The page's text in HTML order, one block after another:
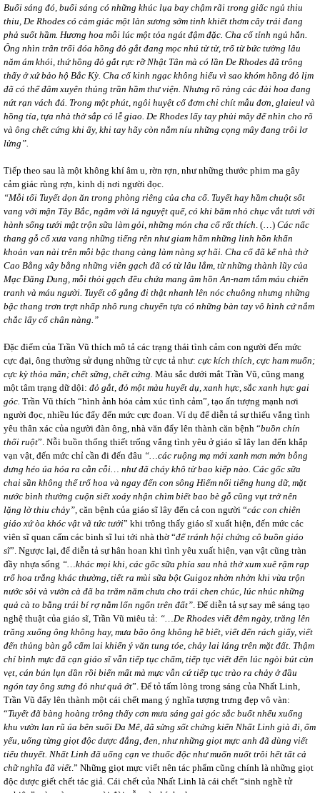
Buổi sáng đó, buổi sáng có những khúc lụa bay chậm rãi trong giấc ngủ thiu
thiu, De Rhodes có cảm giác một làn sương sớm tinh khiết thơm cây trái đang
phả suốt hầm. Hương hoa mỗi lúc một tỏa ngát đậm đặc. Cha cố tỉnh ngủ hẳn.
Ông nhìn trân trối đóa hồng đỏ gắt đang mọc nhú từ từ, trổ từ bức tường lâu
năm ám khói, thứ hồng đỏ gắt rực rỡ Nhật Tân mà có lần De Rhodes đã trông
thấy ở xứ bảo hộ Bắc Kỳ. Cha cố kinh ngạc không hiểu vì sao khóm hồng đỏ lịm
đã có thể đâm xuyên thủng trần hầm thư viện. Nhưng rõ ràng các đài hoa đang
nứt rạn vách đá. Trong một phút, ngôi huyệt cổ đơm chi chít mẫu đơn, glaieul và
hồng tía, tựa nhà thờ sắp có lễ giao. De Rhodes lấy tay phủi mây để nhìn cho rõ
và ông chết cứng khi ấy, khi tay hãy còn nắm níu những cọng mây đang trôi lơ
lửng”.
Tiếp theo sau là một không khí âm u, rờn rợn, như những thước phim ma gây
cảm giác rùng rợn, kinh dị nơi người đọc.
“Mỗi tối Tuyết dọn ăn trong phòng riêng của cha cố. Tuyết hay hầm chuột sốt
vang với mận Tây Bắc, ngâm với lá nguyệt quế, có khi băm nhỏ chục vắt tươi với
hành sống tưới mật trộn sữa làm gỏi, những món cha cố rất thích . (…) Các nấc
thang gỗ cổ xưa vang những tiếng rên như giam hãm những linh hồn khẩn
khoản van nài trên mỗi bậc thang càng làm nàng sợ hãi. Cha cố đã kể nhà thờ
Cao Bằng xây bằng những viên gạch đã có từ lâu lắm, từ những thành lũy của
Mạc Đăng Dung, mỗi thỏi gạch đều chứa mang âm hồn An-nam tắm máu chiến
tranh và máu người. Tuyết cố gắng đi thật nhanh lên nóc chuông nhưng những
bậc thang trơn trợt nhấp nhô rung chuyển tựa có những bàn tay vô hình cứ nắm
chắc lấy cổ chân nàng.”
Đặc điểm của Trần Vũ thích mô tả các trạng thái tình cảm con người đến mức
cực đại, ông thường sử dụng những từ cực tả như: cực kích thích, cực ham muốn;
cực kỳ thỏa mãn; chết sững, chết cứng. Màu sắc dưới mắt Trần Vũ, cũng mang
một tâm trạng dữ dội: đỏ gắt đỏ một màu huyết dụ, xanh hực, sắc xanh hực gai
góc. Trần Vũ thích “hình ảnh hóa cảm xúc tình cảm”, tạo ấn tượng mạnh nơi
người đọc, nhiều lúc đẩy đến mức cực đoan. Ví dụ để diễn tả sự thiếu vắng tình
yêu thân xác của người đàn ông, nhà văn đẩy lên thành căn bệnh “buồn chín
thối ruột”. Nỗi buồn thống thiết trống vắng tình yêu ở giáo sĩ lây lan đến khắp
vạn vật, đến mức chỉ cần đi đến đâu “…các ruộng mạ mới xanh mơn mởn bỗng
dưng héo úa hóa ra cằn cỗi… như đã cháy khô từ bao kiếp nào. Các gốc sữa
chai sần không thể trổ hoa và ngay đến con sông Hiểm nổi tiếng hung dữ, mặt
nước bình thường cuộn siết xoáy nhận chìm biết bao bè gỗ cũng vụt trở nên
lặng lờ thiu chảy” , căn bệnh của giáo sĩ lây đến cả con người “các con chiên
giáo xứ òa khóc vật vã tức tưởi” khi trông thấy giáo sĩ xuất hiện, đến mức các
viên sĩ quan cấm các binh sĩ lui tới nhà thờ “để tránh hội chứng cô buồn giáo
sĩ”. Ngược lại, để diễn tả sự hân hoan khi tình yêu xuất hiện, vạn vật cũng tràn
đầy nhựa sống “…khác mọi khi, các gốc sữa phía sau nhà thờ xum xuê rậm rạp
trổ hoa trắng khác thường, tiết ra mùi sữa bột Guigoz nhờn nhờn khi vừa trộn
nước sôi và vườn cà đã ba trăm năm chưa cho trái chen chúc, lúc nhúc những
quả cà to bằng trái bí rợ nằm lổn ngổn trên đất” . Để diễn tả sự say mê sáng tạo
nghệ thuật của giáo sĩ, Trần Vũ miêu tả: “…De Rhodes viết đêm ngày, trăng lên
trăng xuống ông không hay, mưa bão ông không hề biết, viết đến rách giấy, viết
đến thủng bàn gỗ cẩm lai khiến ý văn tung tóe, chảy lai láng trên mặt đất. Thậm
chí bình mực đã cạn giáo sĩ vẫn tiếp tục chấm, tiếp tục viết đến lúc ngòi bút cùn
vẹt, cán bún lụn dần rồi biến mất mà mực vẫn cứ tiếp tục trào ra chảy ở đầu
ngón tay ông sưng đỏ như quả ớt”. Để tỏ tấm lòng trong sáng của Nhất Linh,
Trần Vũ đẩy lên thành một cái chết mang ý nghĩa tượng trưng đẹp vô vàn:
“Tuyết đã bàng hoàng trông thấy cơn mưa sáng gai góc sắc buốt nhểu xuống
khu vườn lan rũ úa bên suối Đa Mê, đã sửng sốt chứng kiến Nhất Linh già đi, ốm
yếu, uống từng giọt độc dược đắng, đen, như những giọt mực anh đã dùng viết
tiểu thuyết. Nhất Linh đã uống cạn ve thuốc độc như muốn nuốt trôi hết tất cả
chữ nghĩa đã viết .” Những giọt mực viết nên tác phẩm cũng chính là những giọt
độc dược giết chết tác giả. Cái chết của Nhất Linh là cái chết “sinh nghề tử